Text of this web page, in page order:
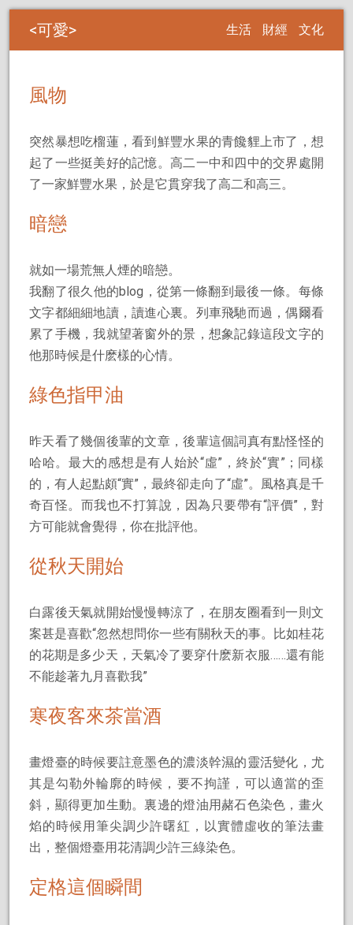
可愛 生活 財經 文化
風物
突然暴想吃榴蓮，看到鮮豐水果的青饞貍上市了，想
起了一些挺美好的記憶。高二一中和四中的交界處開
了一家鮮豐水果，於是它貫穿我了高二和高三。
暗戀
就如一場荒無人煙的暗戀。
我翻了很久他的blog，從第一條翻到最後一條。每條
文字都細細地讀，讀進心裏。列車飛馳而過，偶爾看
累了手機，我就望著窗外的景，想象記錄這段文字的
他那時候是什麽樣的心情。
綠色指甲油
昨天看了幾個後輩的文章，後輩這個詞真有點怪怪的
哈哈。最大的感想是有人始於“虛”，終於“實”；同樣
的，有人起點頗“實”，最終卻走向了“虛”。風格真是千
奇百怪。而我也不打算說，因為只要帶有“評價”，對
方可能就會覺得，你在批評他。
從秋天開始
白露後天氣就開始慢慢轉涼了，在朋友圈看到一則文
案甚是喜歡“忽然想問你一些有關秋天的事。比如桂花
的花期是多少天，天氣冷了要穿什麽新衣服……還有能
不能趁著九月喜歡我”
寒夜客來茶當酒
畫燈臺的時候要註意墨色的濃淡幹濕的靈活變化，尤
其是勾勒外輪廓的時候，要不拘謹，可以適當的歪
斜，顯得更加生動。裏邊的燈油用赭石色染色，畫火
焰的時候用筆尖調少許曙紅，以實體虛收的筆法畫
出，整個燈臺用花清調少許三綠染色。
定格這個瞬間